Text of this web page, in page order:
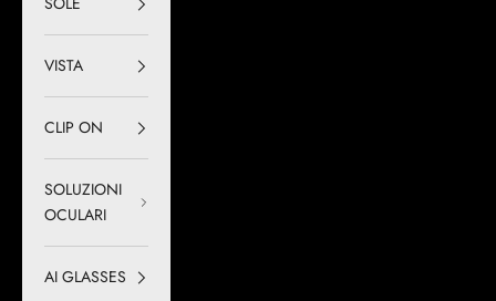
VISTA
CLIP ON
SOLUZIONI
OCULARI
AI GLASSES